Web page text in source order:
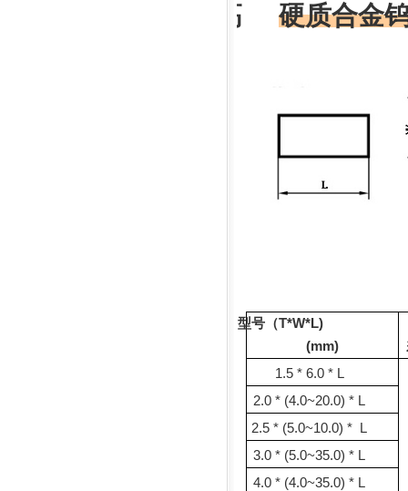
高 硬质合金
型号（T*W*L)
(mm)
1.5 * 6.0 * L
2.0 * (4.0~20.0) * L
2.5 * (5.0~10.0) * L
3.0 * (5.0~35.0) * L
4.0 * (4.0~35.0) * L